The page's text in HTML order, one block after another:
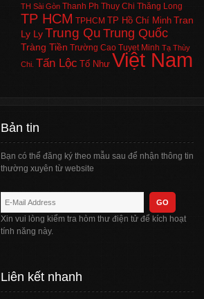
TH Sài Gòn Thanh Ph Thuy Chi Thăng Long
TP HCM TPHCM TP Hồ Chí Minh Tran
Ly LyTrung Qu Trung Quốc
Tràng Tiền Trường Cao Tuyet Minh Tạ Thùy
Chi. Tấn Lộc Tố Như Việt Nam
Bản tin
Bạn có thể đăng ký theo mẫu sau để nhận thông tin
thường xuyên từ website
Xin vui lòng kiểm tra hòm thư điện tử để kích hoạt
tính năng này.
Liên kết nhanh